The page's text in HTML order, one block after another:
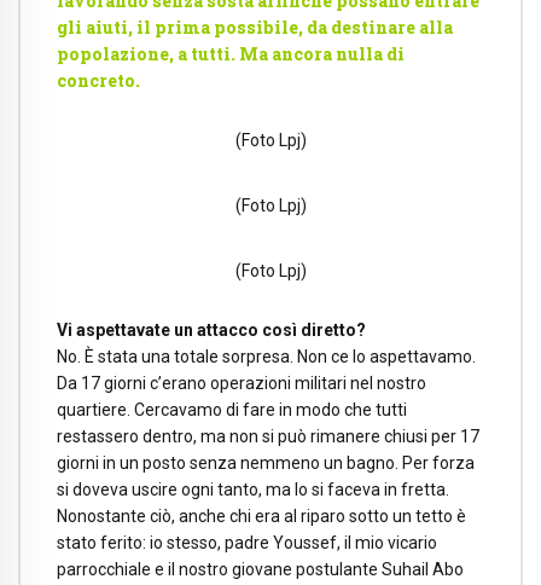
gli aiuti, il prima possibile, da destinare alla
popolazione, a tutti. Ma ancora nulla di
concreto.
(Foto Lpj)
(Foto Lpj)
(Foto Lpj)
Vi aspettavate un attacco così diretto?
No. È stata una totale sorpresa. Non ce lo aspettavamo.
Da 17 giorni c’erano operazioni militari nel nostro
quartiere. Cercavamo di fare in modo che tutti
restassero dentro, ma non si può rimanere chiusi per 17
giorni in un posto senza nemmeno un bagno. Per forza
si doveva uscire ogni tanto, ma lo si faceva in fretta.
Nonostante ciò, anche chi era al riparo sotto un tetto è
stato ferito: io stesso, padre Youssef, il mio vicario
parrocchiale e il nostro giovane postulante Suhail Abo